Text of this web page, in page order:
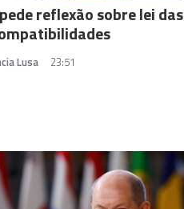
reflexão sobre lei das
Lusa 23:51